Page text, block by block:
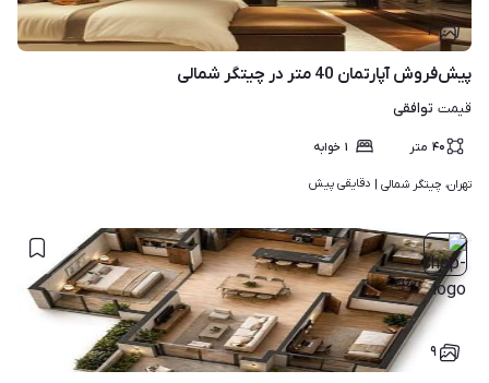
۳
پیش‌فروش آپارتمان 40 متر در چیتگر شمالی
قیمت توافقی
۴۰ متر ۱ خوابه
تهران، چیتگر شمالی | دقایقی پیش
۹